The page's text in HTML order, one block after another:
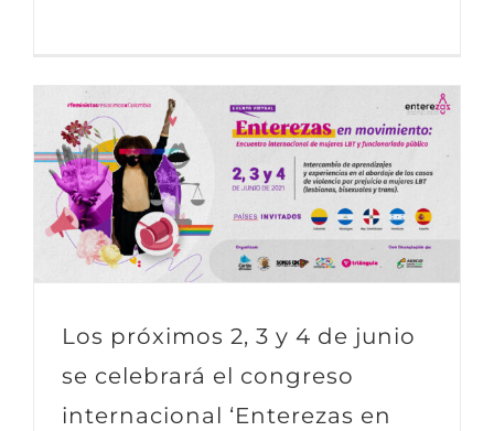
Los próximos 2, 3 y 4 de junio
se celebrará el congreso
internacional ‘Enterezas en